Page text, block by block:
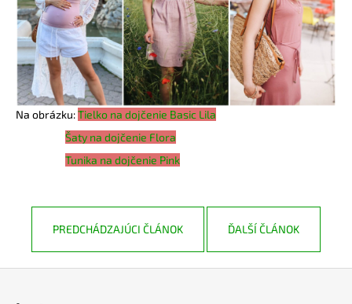
Na obrázku:Tielko na dojčenie Basic Lila
Šaty na dojčenie Flora
Tunika na dojčenie Pink
PREDCHÁDZAJÚCI ČLÁNOK ĎALŠÍ ČLÁNOK